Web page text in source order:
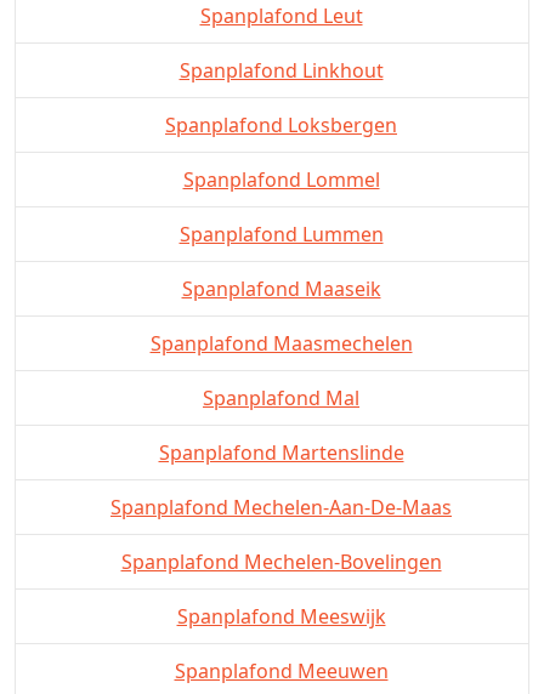
Spanplafond Leut
Spanplafond Linkhout
Spanplafond Loksbergen
Spanplafond Lommel
Spanplafond Lummen
Spanplafond Maaseik
Spanplafond Maasmechelen
Spanplafond Mal
Spanplafond Martenslinde
Spanplafond Mechelen-Aan-De-Maas
Spanplafond Mechelen-Bovelingen
Spanplafond Meeswijk
Spanplafond Meeuwen